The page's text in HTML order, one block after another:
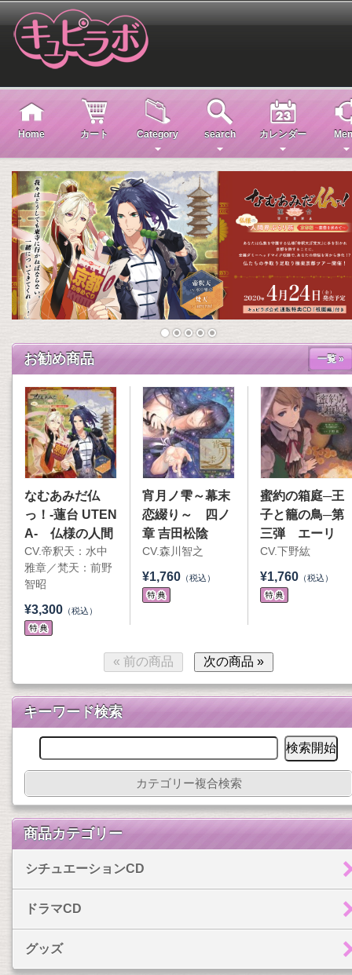
Home カート Category search カレンダー
お勧め商品 一覧 »
なむあみだ仏
っ！-蓮台 UTEN
A- 仏様の人間
界ぶらり旅 京
都編～薬壺を求
めて～
CV.帝釈天：水中
雅章／梵天：前野
智昭
¥3,300 （税込）
宵月ノ雫～幕末
恋綴り～ 四ノ
章 吉田松陰
CV.森川智之
¥1,760 （税込）
蜜約の箱庭─王
子と籠の鳥─第
三弾 エーリ
ヒ 鳴かぬ雛菊
の温室
CV.下野紘
¥1,760 （税込）
« 前の商品 次の商品 »
キーワード検索
カテゴリー複合検索
商品カテゴリー
シチュエーションCD
ドラマCD
グッズ